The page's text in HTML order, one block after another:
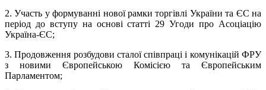
2. Участь у формуванні нової рамки торгівлі України та ЄС на
період до вступу на основі статті 29 Угоди про Асоціацію
Україна-ЄС;
3. Продовження розбудови сталої співпраці і комунікацій ФРУ
з новими Європейською Комісією та Європейським
Парламентом;